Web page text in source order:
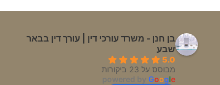
בן חנן - משרד עורכי דין | עורך דין בבאר
שבע
5.0
מבוסס על 23 ביקורות
powered by Google